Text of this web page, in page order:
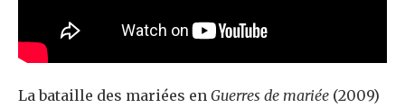
La bataille des mariées en Guerres de mariée (2009)